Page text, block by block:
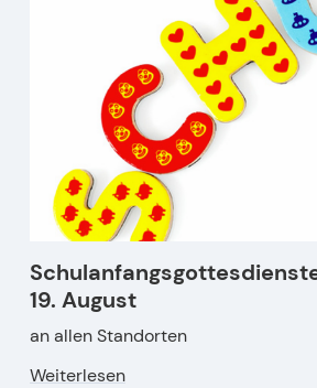
19. August
an allen Standorten
Weiterlesen